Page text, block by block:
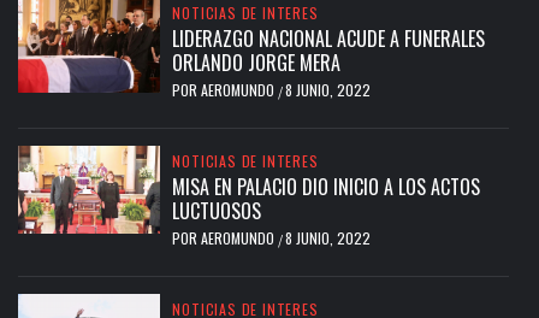
NOTICIAS DE INTERES
LIDERAZGO NACIONAL ACUDE A FUNERALES
ORLANDO JORGE MERA
POR AEROMUNDO /8 JUNIO, 2022
NOTICIAS DE INTERES
MISA EN PALACIO DIO INICIO A LOS ACTOS
LUCTUOSOS
POR AEROMUNDO /8 JUNIO, 2022
NOTICIAS DE INTERES